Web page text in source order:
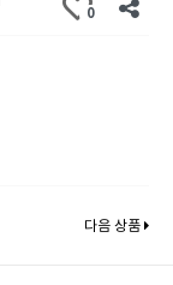
0
다음 상품